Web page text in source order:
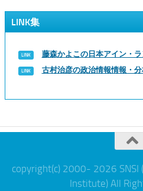
LINK集
藤森かよこの日本アイン・
古村治彦の政治情報情報・
copyright(c) 2000- 2026 SNSI
Institute) All